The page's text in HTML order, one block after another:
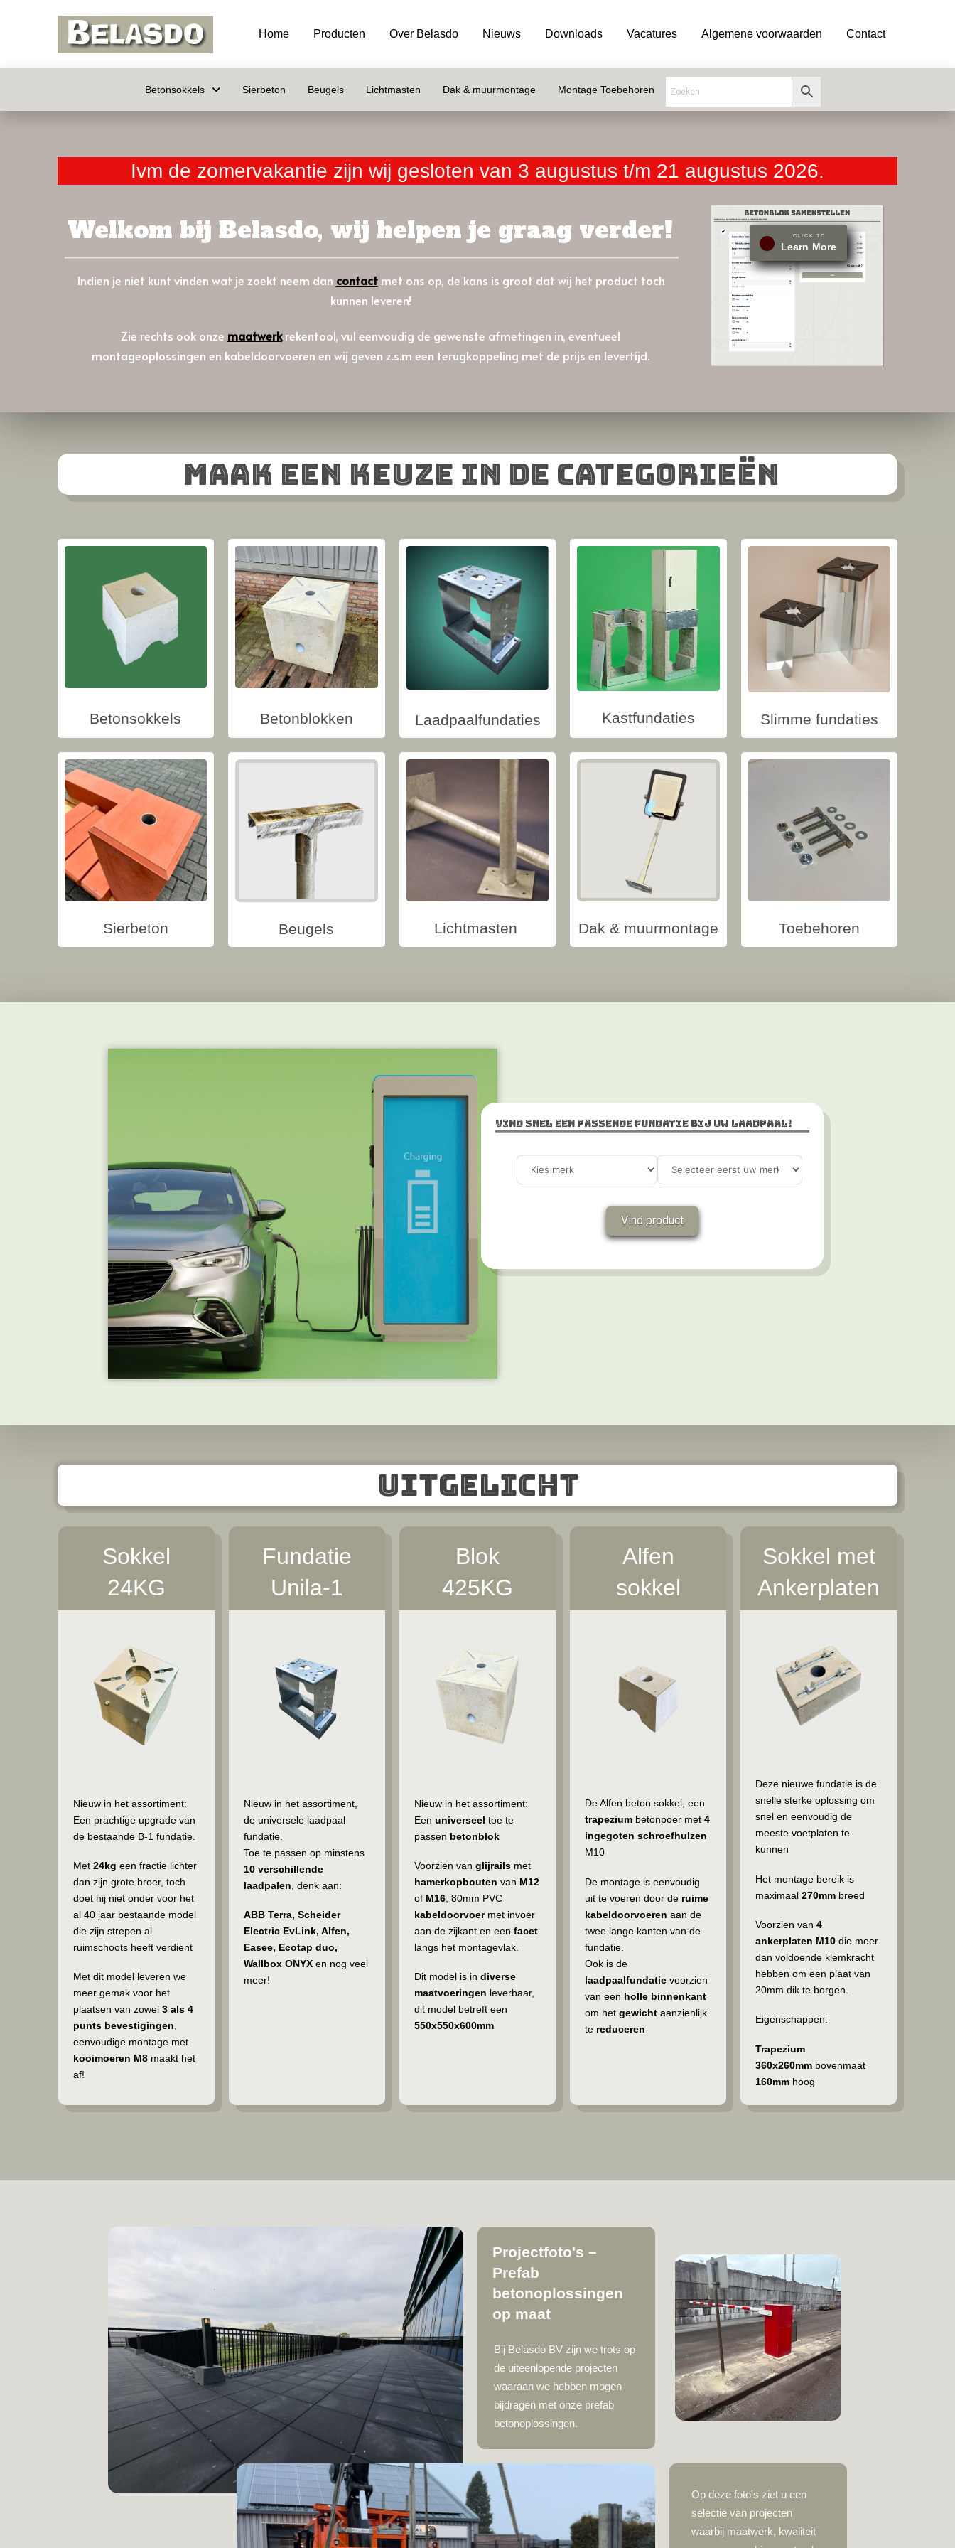
Home Producten Over Belasdo Nieuws Downloads Vacatures Algemene voorwaarden Contact
Betonsokkels Sierbeton Beugels Lichtmasten Dak & muurmontage Montage Toebehoren
Ivm de zomervakantie zijn wij gesloten van 3 augustus t/m 21 augustus 2026.
Welkom bij Belasdo, wij helpen je graag verder!
Indien je niet kunt vinden wat je zoekt neem dan contactmet ons op, de kans is groot dat wij het product toch
kunnen leveren!
Zie rechts ook onze maatwerkrekentool, vul eenvoudig de gewenste afmetingen in, eventueel
montageoplossingen en kabeldoorvoeren en wij geven z.s.m een terugkoppeling met de prijs en levertijd.
CLICK TO
Learn More
Maak een keuze in de categorieën
Betonsokkels Betonblokken Laadpaalfundaties Kastfundaties Slimme fundaties
Sierbeton Beugels Lichtmasten Dak & muurmontage Toebehoren
Vind snel een passende fundatie bij uw laadpaal!
Vind product
Uitgelicht
Sokkel
24KG
Nieuw in het assortiment:
Een prachtige upgrade van
de bestaande B-1 fundatie.
Met24kg een fractie lichter
dan zijn grote broer, toch
doet hij niet onder voor het
al 40 jaar bestaande model
die zijn strepen al
ruimschoots heeft verdient
Met dit model leveren we
meer gemak voor het
plaatsen van zowel 3 als 4
punts bevestigingen,
eenvoudige montage met
kooimoeren M8maakt het
af!
Fundatie
Unila-1
Nieuw in het assortiment,
de universele laadpaal
fundatie.
Toe te passen op minstens
10 verschillende
laadpalen , denk aan:
ABB Terra, Scheider
Electric EvLink, Alfen,
Easee, Ecotap duo,
Wallbox ONYXen nog veel
meer!
Blok
425KG
Nieuw in het assortiment:
Een universeel toe te
passen betonblok
Voorzien van glijrailsmet
hamerkopbouten van M12
of M16, 80mm PVC
kabeldoorvoermet invoer
aan de zijkant en een facet
langs het montagevlak.
Dit model is in diverse
maatvoeringen leverbaar,
dit model betreft een
550x550x600mm
Alfen
sokkel
De Alfen beton sokkel, een
trapezium betonpoer met4
ingegoten schroefhulzen
M10
De montage is eenvoudig
uit te voeren door de ruime
kabeldoorvoeren aan de
twee lange kanten van de
fundatie.
Ook is de
laadpaalfundatie voorzien
van een holle binnenkant
om hetgewicht aanzienlijk
te reduceren
Sokkel met
Ankerplaten
Deze nieuwe fundatie is de
snelle sterke oplossing om
snel en eenvoudig de
meeste voetplaten te
kunnen
Het montage bereik is
maximaal270mm breed
Voorzien van4
ankerplaten M10 die meer
dan voldoende klemkracht
hebben om een plaat van
20mm dik te borgen.
Eigenschappen:
Trapezium
360x260mm bovenmaat
160mm hoog
Projectfoto's –
Prefab
betonoplossingen
op maat
Bij Belasdo BV zijn we trots op
de uiteenlopende projecten
waaraan we hebben mogen
bijdragen met onze prefab
betonoplossingen.
Op deze foto's ziet u een
selectie van projecten
waarbij maatwerk, kwaliteit